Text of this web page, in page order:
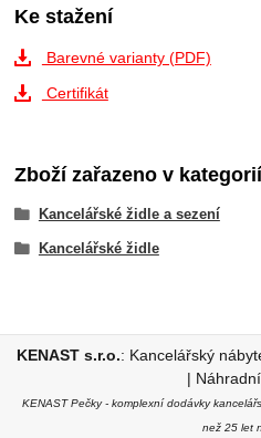
Ke stažení
Barevné varianty (PDF)
Certifikát
Zboží zařazeno v
Kancelářské židle a sezení
Kancelářské židle
KENAST s.r.o.: Kancelářský
|
KENAST Pečky - komplexní dodávky
než 25 let